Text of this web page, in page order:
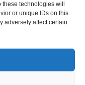
technologies will
or unique IDs on this
adversely affect certain
e-mail